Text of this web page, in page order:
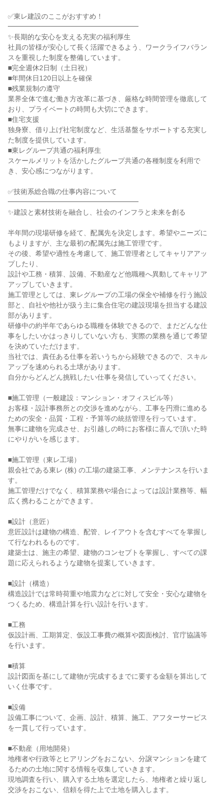
✅東レ建設のここがおすすめ！
━━━━━━━━━━━━━━━━━━━
✨長期的な安心を支える充実の福利厚生
社員の皆様が安心して長く活躍できるよう、ワークライフバラン
スを重視した制度を整備しています。
■完全週休2日制（土日祝）
■年間休日120日以上を確保
■残業規制の遵守
業界全体で進む働き方改革に基づき、厳格な時間管理を徹底して
おり、プライベートの時間も大切にできます。
■住宅支援
独身寮、借り上げ社宅制度など、生活基盤をサポートする充実し
た制度を提供しています。
■東レグループ共通の福利厚生
スケールメリットを活かしたグループ共通の各種制度を利用で
き、安心感につながります。
✅技術系総合職の仕事内容について
━━━━━━━━━━━━━━━━━━━
✨建設と素材技術を融合し、社会のインフラと未来を創る
半年間の現場研修を経て、配属先を決定します。希望やニーズに
もよりますが、主な最初の配属先は施工管理です。
その後、希望や適性を考慮して、施工管理者としてキャリアアッ
プしたり、
設計や工務・積算、設備、不動産など他職種へ異動してキャリア
アップしていきます。
施工管理としては、東レグループの工場の保全や補修を行う施設
部と、自社や他社が扱う主に集合住宅の建設現場を担当する建設
部があります。
研修中の約半年であらゆる職種を体験できるので、まだどんな仕
事をしたいかはっきりしていない方も、実際の業務を通じて希望
を決めていただけます。
当社では、責任ある仕事を若いうちから経験できるので、スキル
アップを速められる土壌があります。
自分からどんどん挑戦したい仕事を発信していってください。
■施工管理（一般建設：マンション・オフィスビル等）
お客様・設計事務所との交渉を進めながら、工事を円滑に進める
ための安全・品質・工程・予算等の統括管理を行っています。
無事に建物を完成させ、お引越しの時にお客様に喜んで頂いた時
にやりがいを感じます。
■施工管理（東レ工場）
親会社である東レ (株) の工場の建築工事、メンテナンスを行いま
す。
施工管理だけでなく、積算業務や場合によっては設計業務等、幅
広く携わることができます。
■設計（意匠）
意匠設計は建物の構造、配管、レイアウトを含むすべてを掌握し
て行なわれるものです。
建築士は、施主の希望、建物のコンセプトを掌握し、すべての課
題に応えられるような建物を提案していきます。
■設計（構造）
構造設計では常時荷重や地震力などに対して安全・安心な建物を
つくるため、構造計算を行い設計を行います。
■工務
仮設計画、工期算定、仮設工事費の概算や図面検討、官庁協議等
を行います。
■積算
設計図面を基にして建物が完成するまでに要する金額を算出して
いく仕事です。
■設備
設備工事について、企画、設計、積算、施工、アフターサービス
を一貫して行っています。
■不動産（用地開発）
地権者や行政等とヒアリングをおこない、分譲マンションを建て
るための土地に関する情報を収集していきます。
現地調査を行い、購入する土地を選定したら、地権者と繰り返し
交渉をおこない、信頼を得た上で土地を購入します。